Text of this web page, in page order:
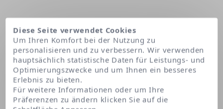
Diese Seite verwendet Cookies
Um Ihren Komfort bei der Nutzung zu
personalisieren und zu verbessern. Wir verwenden
hauptsächlich statistische Daten für Leistungs- und
Optimierungszwecke und um Ihnen ein besseres
Erlebnis zu bieten.
Für weitere Informationen oder um Ihre
Präferenzen zu ändern klicken Sie auf die